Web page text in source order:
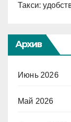
Такси:
Архив
Июнь 2026
Май 2026